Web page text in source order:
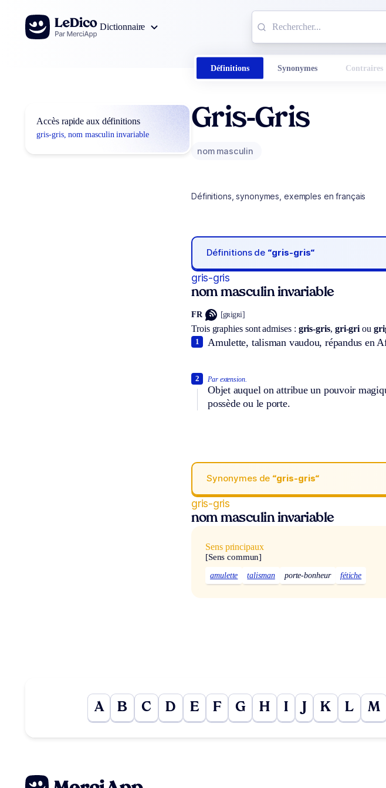
Aller au contenu
Dictionnaire
Définitions Synonymes Contraires
Accès rapide aux définitions
gris-gris, nom masculin invariable
Gris-Gris
nom masculin
Définitions, synonymes, exemples en français
Définitions de “gris-gris“
gris-gris
nom masculin invariable
FR [gʀigʀi]
Trois graphies sont admises : gris-gris, gri-griou
Amulette, talisman vaudou, répandus en
1
Par extension.
Objet auquel on attribue un pouvoir
possède ou le porte.
2
Synonymes de “gris-gris“
gris-gris
nom masculin invariable
Sens principaux
[Sens commun]
amulette talisman porte-bonheur fétiche
A B C D E F G H I J K L M